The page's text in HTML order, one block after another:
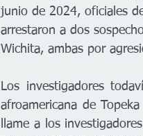
junio de 2024, oficiales
arrestaron a dos
Wichita, ambas por
Los investigadores
afroamericana de
llame a los